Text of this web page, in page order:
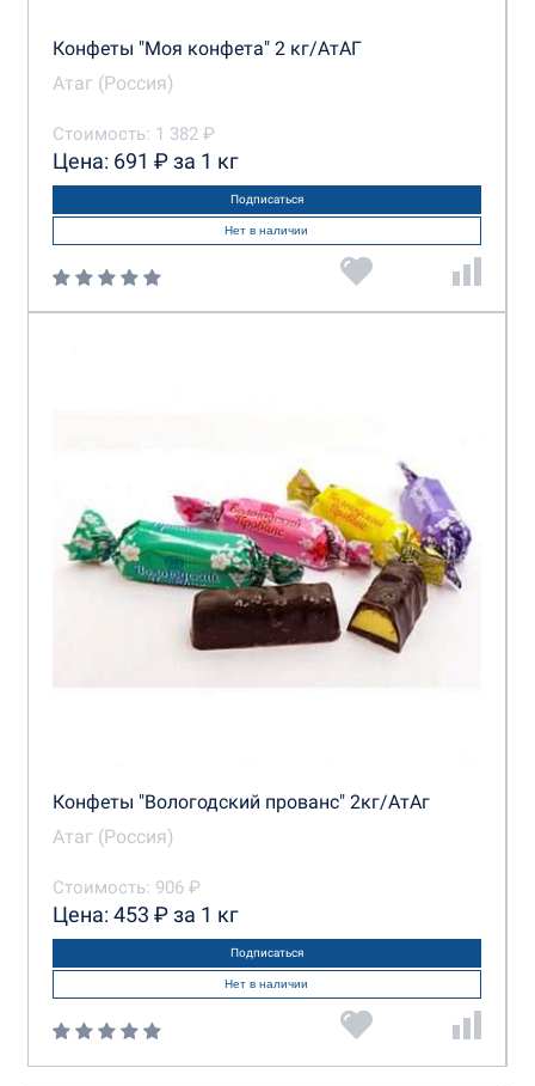
Конфеты "Моя конфета" 2 кг/АтАГ
Атаг (Россия)
Стоимость: 1 382 ₽
Цена: 691 ₽ за 1 кг
Подписаться
Нет в наличии
Конфеты "Вологодский прованс" 2кг/АтАг
Атаг (Россия)
Стоимость: 906 ₽
Цена: 453 ₽ за 1 кг
Подписаться
Нет в наличии